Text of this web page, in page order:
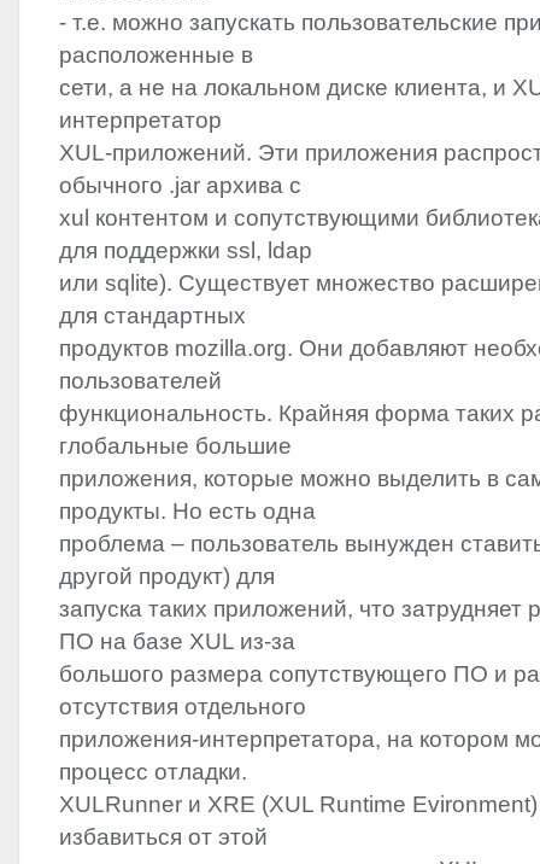
- т.е. можно запускать пользовательские
расположенные в
сети, а не на локальном диске клиента, и
интерпретатор
XUL-приложений. Эти приложения
обычного .jar архива с
xul контентом и сопутствующими
для поддержки ssl, ldap
или sqlite). Существует множество
для стандартных
продуктов mozilla.org. Они добавляют
пользователей
функциональность. Крайняя форма таких
глобальные большие
приложения, которые можно выделить в
продукты. Но есть одна
проблема – пользователь вынужден
другой продукт) для
запуска таких приложений, что затрудняет
ПО на базе XUL из-за
большого размера сопутствующего ПО и
отсутствия отдельного
приложения-интерпретатора, на котором
процесс отладки.
XULRunner и XRE (XUL Runtime
избавиться от этой